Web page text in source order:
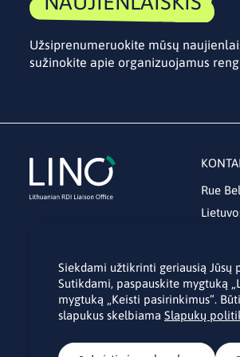
Užsiprenumeruokite mūsų
sužinokite apie organizuojamus
Rue
Siekdami užtikrinti geriausią Jūsų
Sutikdami, paspauskite mygtuką
mygtuką „Keisti pasirinkimus“.
slapukus skelbiama Slapukų